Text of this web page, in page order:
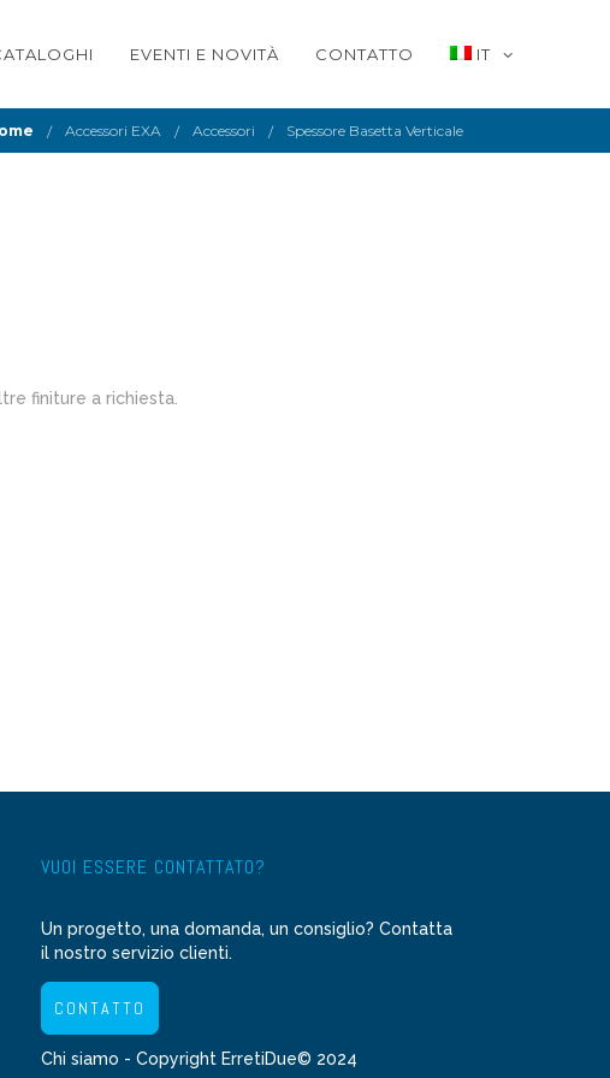
EVENTI E NOVITÀ CONTATTO IT
Accessori EXA Accessori Spessore Basetta Verticale
finiture a richiesta.
VUOI ESSERE CONTATTATO?
Un progetto, una domanda, un consiglio? Contatta
il nostro servizio clienti.
CONTATTO
Chi siamo - Copyright ErretiDue© 2024